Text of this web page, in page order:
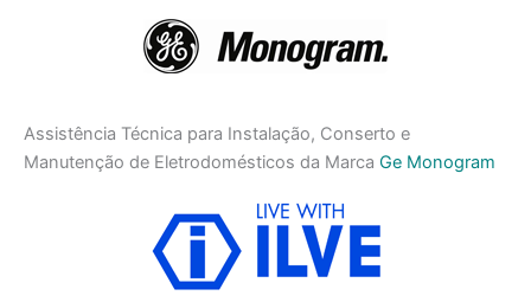
Assistência Técnica para Instalação, Conserto e
Manutenção de Eletrodomésticos da Marca Ge Monogram